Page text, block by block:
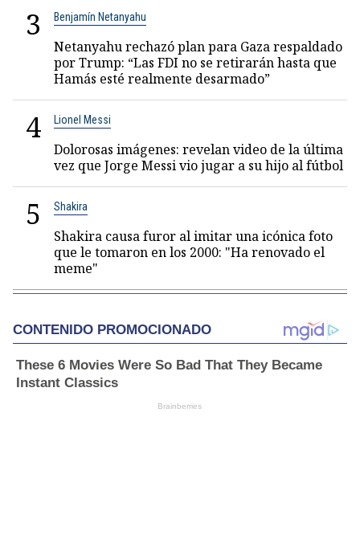
3 Benjamín Netanyahu
Netanyahu rechazó plan para Gaza respaldado
por Trump: “Las FDI no se retirarán hasta que
Hamás esté realmente desarmado”
4 Lionel Messi
Dolorosas imágenes: revelan video de la última
vez que Jorge Messi vio jugar a su hijo al fútbol
5 Shakira
Shakira causa furor al imitar una icónica foto
que le tomaron en los 2000: "Ha renovado el
meme"